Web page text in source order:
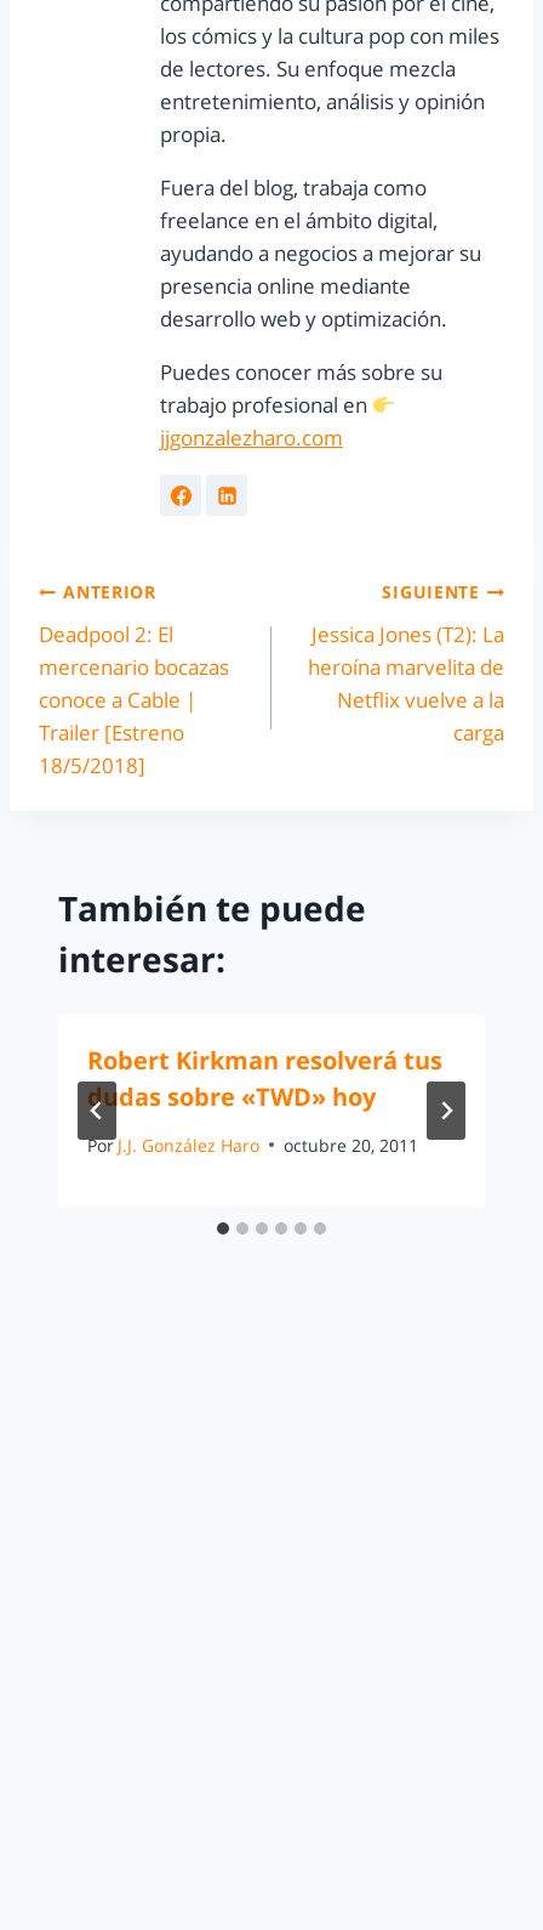
los cómics y la cultura pop con miles
de lectores. Su enfoque mezcla
entretenimiento, análisis y opinión
propia.
Fuera del blog, trabaja como
freelance en el ámbito digital,
ayudando a negocios a mejorar su
presencia online mediante
desarrollo web y optimización.
Puedes conocer más sobre su
trabajo profesional en
jjgonzalezharo.com
ANTERIOR
Deadpool 2: El
mercenario bocazas
conoce a Cable |
Trailer [Estreno
18/5/2018]
SIGUIENTE
Jessica Jones (T2): La
heroína marvelita de
Netflix vuelve a la
carga
También te puede
interesar:
Robert Kirkman resolverá tus
dudas sobre «TWD» hoy
Por J.J. González Haro octubre 20, 2011